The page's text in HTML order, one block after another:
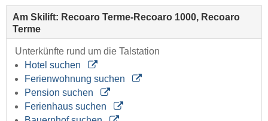
Am Skilift: Recoaro Terme-Recoaro 1000, Recoaro
Terme
Unterkünfte rund um die Talstation
Hotel suchen
Ferienwohnung suchen
Pension suchen
Ferienhaus suchen